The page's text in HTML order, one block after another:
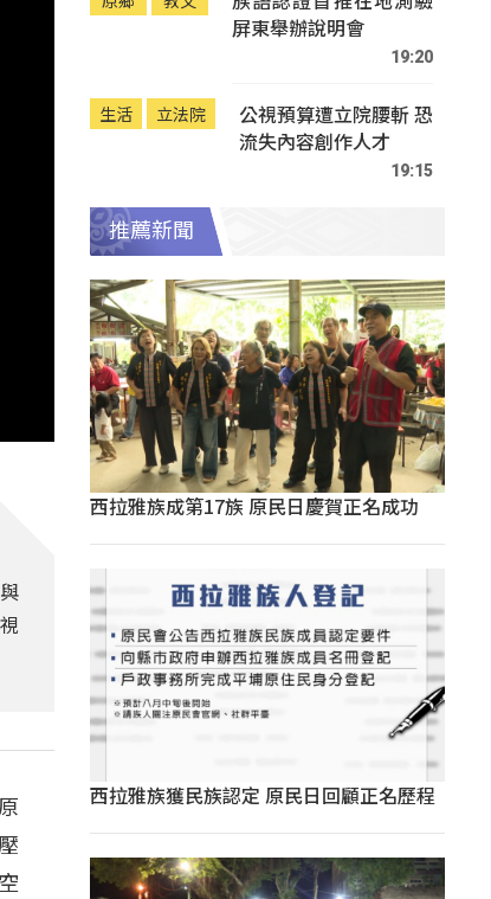
屏東舉辦說明會
19:20
生活 立法院
公視預算遭立院腰斬 恐
流失內容創作人才
19:15
推薦新聞
西拉雅族成第17族 原民日慶賀正名成功
西拉雅族獲民族認定 原民日回顧正名歷程